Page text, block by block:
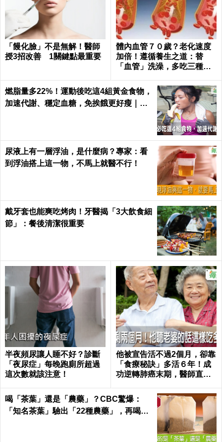
「饅化臉」不是無解！醫師
授3招改善 1關鍵點最重要
體內血管７０歲？老化速度
加倍！遵循養生之道：替
「血管」洗澡，多吃三種食
h
燃脂量多22%！運動後吃這4組黃金食物，
加速代謝、穩定血糖，免挨餓更好瘦｜每
尿液上有一層浮油，是什麼病？專家：看
到浮油搭上這一物，不馬上就醫不行！
戴牙套也能爽吃烤肉！牙醫揭「3大飲食細
節」：餐後清潔很重要
半夜頻尿讓人睡不好？診斷
「夜尿症」每晚跑廁所超過
這次數就該注意！
他被宣告活不過2個月，卻靠
「食療秘訣」多活６年！成
功逆轉肺癌末期，醫師直
alth
喝「茶葉」還是「農藥」？CBC驚爆：
「知名茶葉」驗出「22種農藥」，再喝癌